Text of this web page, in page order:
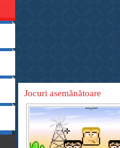
Jocuri asemănătoare